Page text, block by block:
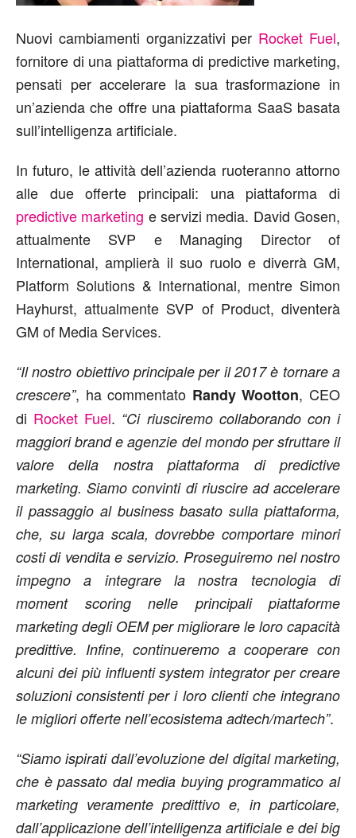
Nuovi cambiamenti organizzativi per Rocket Fuel,
fornitore di una piattaforma di predictive marketing,
pensati per accelerare la sua trasformazione in
un’azienda che offre una piattaforma SaaS basata
sull’intelligenza artificiale.
In futuro, le attività dell’azienda ruoteranno attorno
alle due offerte principali: una piattaforma di
predictive marketing e servizi media. David Gosen,
attualmente SVP e Managing Director of
International, amplierà il suo ruolo e diverrà GM,
Platform Solutions & International, mentre Simon
Hayhurst, attualmente SVP of Product, diventerà
GM of Media Services.
“Il nostro obiettivo principale per il 2017 è tornare a
crescere”, ha commentato Randy Wootton, CEO
di Rocket Fuel. “Ci riusciremo collaborando con i
maggiori brand e agenzie del mondo per sfruttare il
valore della nostra piattaforma di predictive
marketing. Siamo convinti di riuscire ad accelerare
il passaggio al business basato sulla piattaforma,
che, su larga scala, dovrebbe comportare minori
costi di vendita e servizio. Proseguiremo nel nostro
impegno a integrare la nostra tecnologia di
moment scoring nelle principali piattaforme
marketing degli OEM per migliorare le loro capacità
predittive. Infine, continueremo a cooperare con
alcuni dei più influenti system integrator per creare
soluzioni consistenti per i loro clienti che integrano
le migliori offerte nell’ecosistema adtech/martech”.
“Siamo ispirati dall’evoluzione del digital marketing,
che è passato dal media buying programmatico al
marketing veramente predittivo e, in particolare,
dall’applicazione dell’intelligenza artificiale e dei big